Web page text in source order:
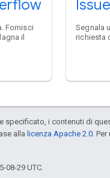
Fornisci
il
Segnala
richiesta
specificato, i contenuti di
alla licenza Apache 2.0 .
08-29 UTC.